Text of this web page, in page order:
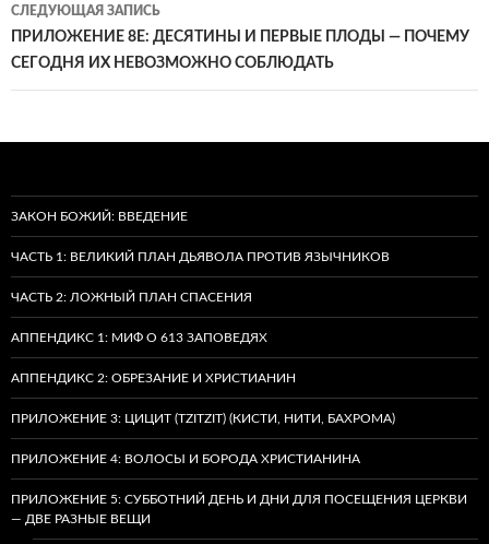
СЛЕДУЮЩАЯ ЗАПИСЬ
ПРИЛОЖЕНИЕ 8E: ДЕСЯТИНЫ И ПЕРВЫЕ ПЛОДЫ — ПОЧЕМУ
СЕГОДНЯ ИХ НЕВОЗМОЖНО СОБЛЮДАТЬ
ЗАКОН БОЖИЙ: ВВЕДЕНИЕ
ЧАСТЬ 1: ВЕЛИКИЙ ПЛАН ДЬЯВОЛА ПРОТИВ ЯЗЫЧНИКОВ
ЧАСТЬ 2: ЛОЖНЫЙ ПЛАН СПАСЕНИЯ
АППЕНДИКС 1: МИФ О 613 ЗАПОВЕДЯХ
АППЕНДИКС 2: ОБРЕЗАНИЕ И ХРИСТИАНИН
ПРИЛОЖЕНИЕ 3: ЦИЦИТ (TZITZIT) (КИСТИ, НИТИ, БАХРОМА)
ПРИЛОЖЕНИЕ 4: ВОЛОСЫ И БОРОДА ХРИСТИАНИНА
ПРИЛОЖЕНИЕ 5: СУББОТНИЙ ДЕНЬ И ДНИ ДЛЯ ПОСЕЩЕНИЯ ЦЕРКВИ
— ДВЕ РАЗНЫЕ ВЕЩИ